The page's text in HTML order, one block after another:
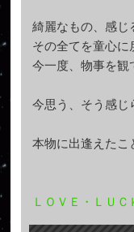
綺麗なもの、感じ
その全てを童心に
今一度、物事を観
今思う、そう感じ
本物に出逢えたこ
ＬＯＶＥ・ＬＵＣ